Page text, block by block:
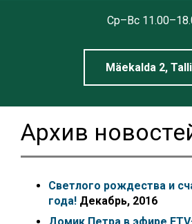
Cp–Вс
Mäekalda 2,
Архив
Светлого рождества и
года! Декабрь, 2016